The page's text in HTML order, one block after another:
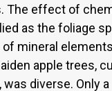
The effect of
as the foliage
mineral
apple trees,
was diverse. Only a